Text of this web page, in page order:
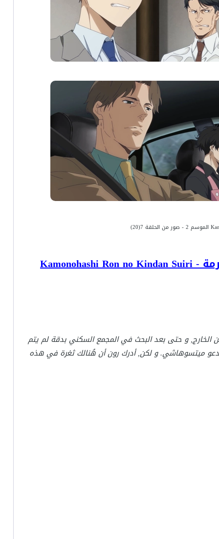
إستنتاجات رون كامونوهاشي المُحرمة - Kamonohashi Ron no Kindan Suiri
الخارج, و حتى بعد البحث في المجمع السكني بدقة لم يتم
ميتسوهاشي. و لكن, أدرك رون أن هُنالك ثغرة في هذه